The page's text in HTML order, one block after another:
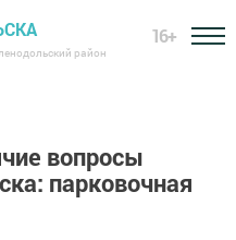
район
16+
вопросы
парковочная